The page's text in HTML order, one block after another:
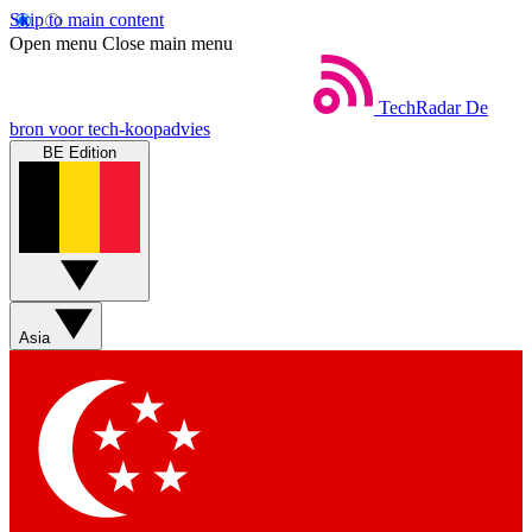
Skip to main content
Open menu Close main menu
TechRadar De
bron voor tech-koopadvies
BE Edition
Asia